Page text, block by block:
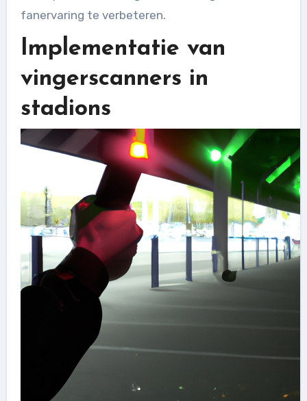
fanervaring te verbeteren.
Implementatie van
vingerscanners in
stadions